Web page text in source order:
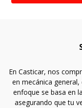
En Casticar, nos
en mecánica
enfoque se basa en
asegurando que tu